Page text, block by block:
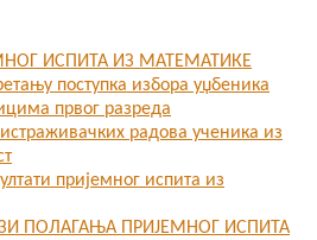
ИСПИТА ИЗ МАТЕМАТИКЕ
поступка избора уџбеника
првог разреда
радова ученика из
пријемног испита из
ПОЛАГАЊА ПРИЈЕМНОГ ИСПИТА